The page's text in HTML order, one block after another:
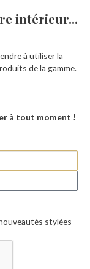
intérieur...​
à utiliser la
de la gamme.
à tout moment !
stylées